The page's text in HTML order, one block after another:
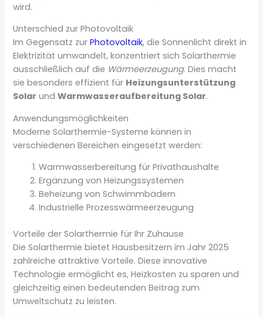
wird.
Unterschied zur Photovoltaik
Im Gegensatz zurPhotovoltaik, die Sonnenlicht direkt in
Elektrizität umwandelt, konzentriert sich Solarthermie
ausschließlich auf die Wärmeerzeugung. Dies macht
sie besonders effizient für Heizungsunterstützung
Solar undWarmwasseraufbereitung Solar.
Anwendungsmöglichkeiten
Moderne Solarthermie-Systeme können in
verschiedenen Bereichen eingesetzt werden:
Warmwasserbereitung für Privathaushalte
Ergänzung von Heizungssystemen
Beheizung von Schwimmbädern
Industrielle Prozesswärmeerzeugung
Vorteile der Solarthermie für Ihr Zuhause
Die Solarthermie bietet Hausbesitzern im Jahr 2025
zahlreiche attraktive Vorteile. Diese innovative
Technologie ermöglicht es, Heizkosten zu sparen und
gleichzeitig einen bedeutenden Beitrag zum
Umweltschutz zu leisten.